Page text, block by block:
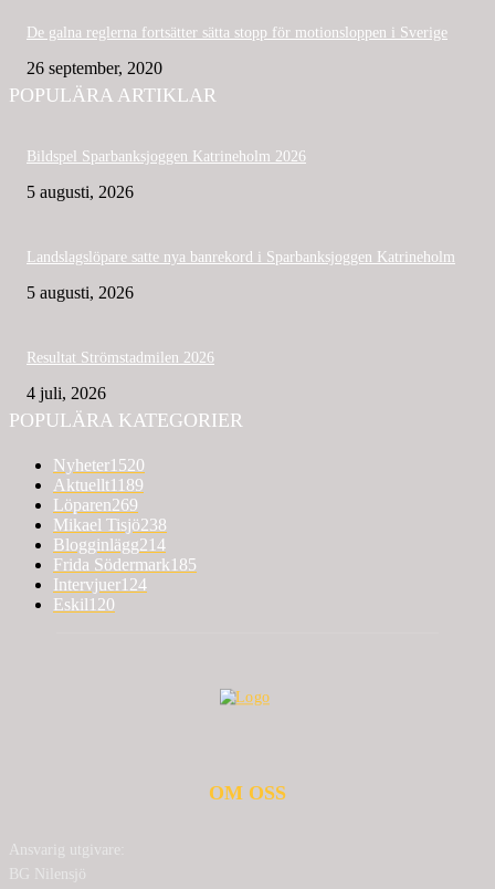
De galna reglerna fortsätter sätta stopp för motionsloppen i Sverige
26 september, 2020
POPULÄRA ARTIKLAR
Bildspel Sparbanksjoggen Katrineholm 2026
5 augusti, 2026
Landslagslöpare satte nya banrekord i Sparbanksjoggen Katrineholm
5 augusti, 2026
Resultat Strömstadmilen 2026
4 juli, 2026
POPULÄRA KATEGORIER
Nyheter1520
Aktuellt1189
Löparen269
Mikael Tisjö238
Blogginlägg214
Frida Södermark185
Intervjuer124
Eskil120
OM OSS
Ansvarig utgivare:
BG Nilensjö